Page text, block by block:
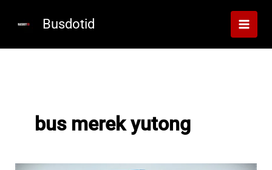
Busdotid
bus merek yutong